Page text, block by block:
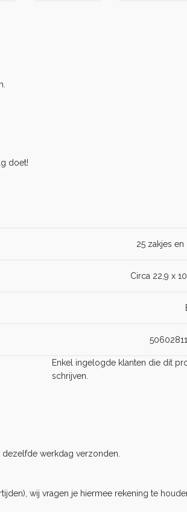
doet!
25 zakjes en
Circa 22,9 x
Enkel ingelogde klanten die dit
schrijven.
werkdag verzonden.
wij vragen je hiermee rekening te